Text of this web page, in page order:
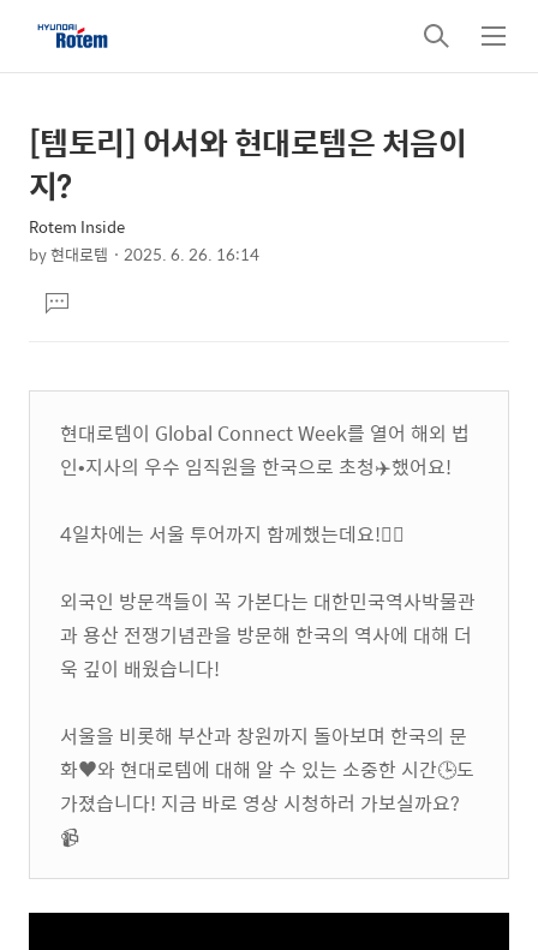
검
색
메
뉴
상
세
텐
본
문
제
목
[템토리] 어서와 현대로템은 처음이
지?
Rotem Inside
by현대로템 2025. 6. 26. 16:14
문댓
글
현대로템이 Global Connect Week를 열어 해외 법
인•지사의 우수 임직원을 한국으로 초청✈️했어요!
4일차에는 서울 투어까지 함께했는데요!🚶‍♂️
외국인 방문객들이 꼭 가본다는 대한민국역사박물관
과 용산 전쟁기념관을 방문해 한국의 역사에 대해 더
욱 깊이 배웠습니다!
서울을 비롯해 부산과 창원까지 돌아보며 한국의 문
화♥️와 현대로템에 대해 알 수 있는 소중한 시간🕒도
가졌습니다! 지금 바로 영상 시청하러 가보실까요?
📹